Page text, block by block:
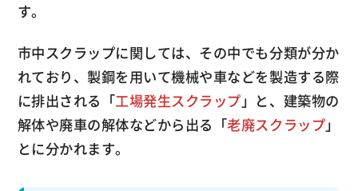
す。
市中スクラップに関しては、その中でも分類が分か
れており、製鋼を用いて機械や車などを製造する際
に排出される「工場発生スクラップ」と、建築物の
解体や廃車の解体などから出る「老廃スクラップ」
とに分かれます。